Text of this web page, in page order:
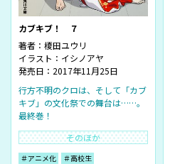
カブキブ！ ７
著者： 榎田ユウリ
イラスト： イシノアヤ
発売日：2017年11月25日
行方不明のクロは、そして「カブ
キブ」の文化祭での舞台は……。
最終巻！
そのほか
＃アニメ化
＃高校生